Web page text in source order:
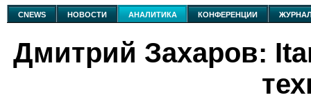
к аналитике
участвовать
CNEWS НОВОСТИ АНАЛИТИКА КОНФЕРЕНЦИИ
Дмитрий Захаров: